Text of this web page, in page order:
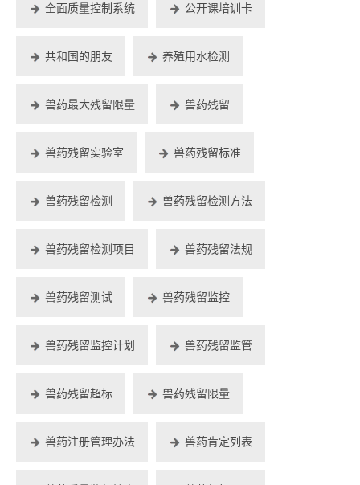
全面质量控制系统 公开课培训卡
共和国的朋友 养殖用水检测
兽药最大残留限量 兽药残留
兽药残留实验室 兽药残留标准
兽药残留检测 兽药残留检测方法
兽药残留检测项目 兽药残留法规
兽药残留测试 兽药残留监控
兽药残留监控计划 兽药残留监管
兽药残留超标 兽药残留限量
兽药注册管理办法 兽药肯定列表